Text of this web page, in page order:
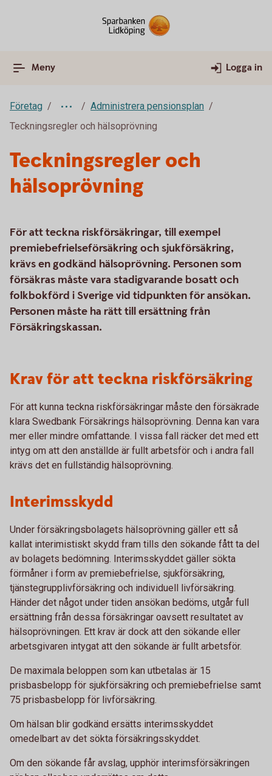
Meny Logga in
Företag
Administrera pensionsplan
Teckningsregler och hälsoprövning
Teckningsregler och
hälsoprövning
För att teckna riskförsäkringar, till exempel
premiebefrielseförsäkring och sjukförsäkring,
krävs en godkänd hälsoprövning. Personen som
försäkras måste vara stadigvarande bosatt och
folkbokförd i Sverige vid tidpunkten för ansökan.
Personen måste ha rätt till ersättning från
Försäkringskassan.
Krav för att teckna riskförsäkring
För att kunna teckna riskförsäkringar måste den försäkrade
klara Swedbank Försäkrings hälsoprövning. Denna kan vara
mer eller mindre omfattande. I vissa fall räcker det med ett
intyg om att den anställde är fullt arbetsför och i andra fall
krävs det en fullständig hälsoprövning.
Interimsskydd
Under försäkringsbolagets hälsoprövning gäller ett så
kallat interimistiskt skydd fram tills den sökande fått ta del
av bolagets bedömning. Interimsskyddet gäller sökta
förmåner i form av premiebefrielse, sjukförsäkring,
tjänstegrupplivförsäkring och individuell livförsäkring.
Händer det något under tiden ansökan bedöms, utgår full
ersättning från dessa försäkringar oavsett resultatet av
hälsoprövningen. Ett krav är dock att den sökande eller
arbetsgivaren intygat att den sökande är fullt arbetsför.
De maximala beloppen som kan utbetalas är 15
prisbasbelopp för sjukförsäkring och premiebefrielse samt
75 prisbasbelopp för livförsäkring.
Om hälsan blir godkänd ersätts interimsskyddet
omedelbart av det sökta försäkringsskyddet.
Om den sökande får avslag, upphör interimsförsäkringen